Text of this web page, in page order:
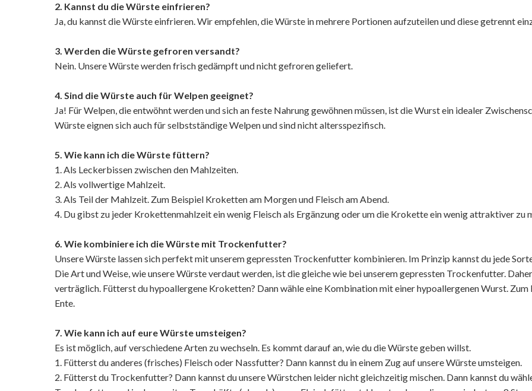
2. Kannst du die Würste einfrieren?
Ja, du kannst die Würste einfrieren. Wir empfehlen, die Würste in mehrere Portionen aufzuteilen und diese getrennt
3. Werden die Würste gefroren versandt?
Nein. Unsere Würste werden frisch gedämpft und nicht gefroren geliefert.
4. Sind die Würste auch für Welpen geeignet?
Ja! Für Welpen, die entwöhnt werden und sich an feste Nahrung gewöhnen müssen, ist die Wurst ein idealer
Würste eignen sich auch für selbstständige Welpen und sind nicht altersspezifisch.
5. Wie kann ich die Würste füttern?
1. Als Leckerbissen zwischen den Mahlzeiten.
2. Als vollwertige Mahlzeit.
3. Als Teil der Mahlzeit. Zum Beispiel Kroketten am Morgen und Fleisch am Abend.
4. Du gibst zu jeder Krokettenmahlzeit ein wenig Fleisch als Ergänzung oder um die Krokette ein wenig attraktiver zu
6. Wie kombiniere ich die Würste mit Trockenfutter?
Unsere Würste lassen sich perfekt mit unserem gepressten Trockenfutter kombinieren. Im Prinzip kannst du jede
Die Art und Weise, wie unsere Würste verdaut werden, ist die gleiche wie bei unserem gepressten Trockenfutter.
verträglich. Fütterst du hypoallergene Kroketten? Dann wähle eine Kombination mit einer hypoallergenen Wurst.
Ente.
7. Wie kann ich auf eure Würste umsteigen?
Es ist möglich, auf verschiedene Arten zu wechseln. Es kommt darauf an, wie du die Würste geben willst.
1. Fütterst du anderes (frisches) Fleisch oder Nassfutter? Dann kannst du in einem Zug auf unsere Würste umsteigen.
2. Fütterst du Trockenfutter? Dann kannst du unsere Würstchen leider nicht gleichzeitig mischen. Dann kannst du